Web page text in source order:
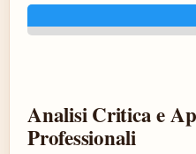
Analisi Critica e
Professionali